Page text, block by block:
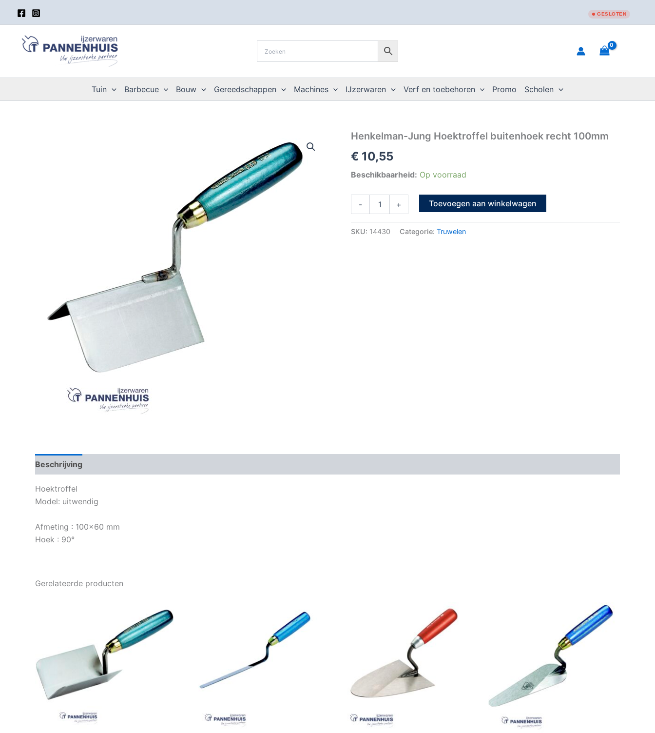
inhoud
GESLOTEN
Tuin Barbecue Bouw Gereedschappen Machines IJzerwaren Verf en toebehoren Promo Scholen
Henkelman-Jung Hoektroffel buitenhoek recht 100mm
€ 10,55
Beschikbaarheid: Op voorraad
-
Henkelman-
Hoektroffel
buitenhoek
recht
aantal
+ Toevoegen aan winkelwagen
SKU: 14430 Categorie: Truwelen
Beschrijving
Hoektroffel
Model: uitwendig
Afmeting : 100×60 mm
Hoek : 90°
Gerelateerde producten